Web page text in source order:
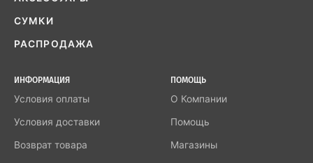
СУМКИ
РАСПРОДАЖА
ИНФОРМАЦИЯ
Условия оплаты
Условия доставки
Возврат товара
ПОМОЩЬ
О Компании
Помощь
Магазины